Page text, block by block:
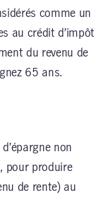
comme un
au crédit d’impôt
du revenu de
65 ans.
non
pour produire
de rente) au